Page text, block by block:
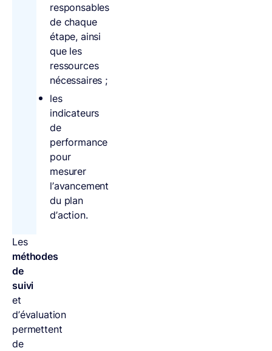
responsables
de chaque
étape, ainsi
que les
ressources
nécessaires ;
les
indicateurs
de
performance
pour
mesurer
l’avancement
du plan
d’action.
Les
méthodes
de
suivi
et
d’évaluation
permettent
de